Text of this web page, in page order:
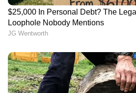
ഭാവിയിലും വിവിധ
കേരളവുമായുള്ള സഹകരണം
പ്രതീക്ഷിക്കുന്നതായി
പങ്കെടുത്ത ജർമൻ ഫെഡറൽ
ഏജൻസി ഇന്റർനാഷണൽ
ഓഫിസർ സ്റ്റെഫാനി ഹാല
റൂട്സ് സി.ഇ.ഒ. കെ.